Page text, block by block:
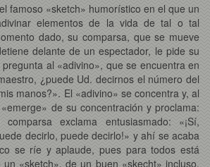
famoso «sketch» humorístico en el que un
elementos de la vida de tal o tal
dado, su comparsa, que se mueve
delante de un espectador, le pide su
al «adivino», que se encuentra en
¿puede Ud. decirnos el número del
manos?». El «adivino» se concentra y, al
de su concentración y proclama:
exclama entusiasmado: «¡Sí,
decirlo, puede decirlo!» y ahí se acaba
se ríe y aplaude, pues para todos está
«sketch», de un buen «skecht» incluso,